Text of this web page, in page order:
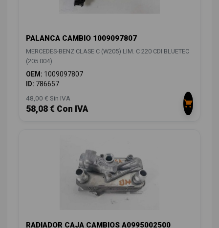
PALANCA CAMBIO 1009097807
MERCEDES-BENZ CLASE C (W205) LIM. C 220 CDI BLUETEC
(205.004)
OEM: 1009097807
ID: 786657
48,00 € Sin IVA
58,08 € Con IVA
RADIADOR CAJA CAMBIOS A0995002500